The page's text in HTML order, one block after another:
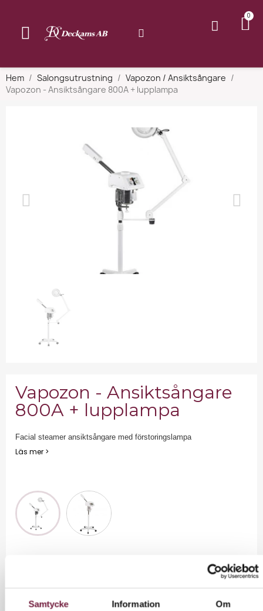
Samtycke Information Om
Hem Salongsutrustning
Vapozon / Ansiktsångare
Vapozon - Ansiktsångare 800A + lupplampa
Vapozon - Ansiktsångare
800A + lupplampa
Facial steamer ansiktsångare med förstoringslampa
Läs mer >
3 160,00 kr
3950 kr inkl moms.